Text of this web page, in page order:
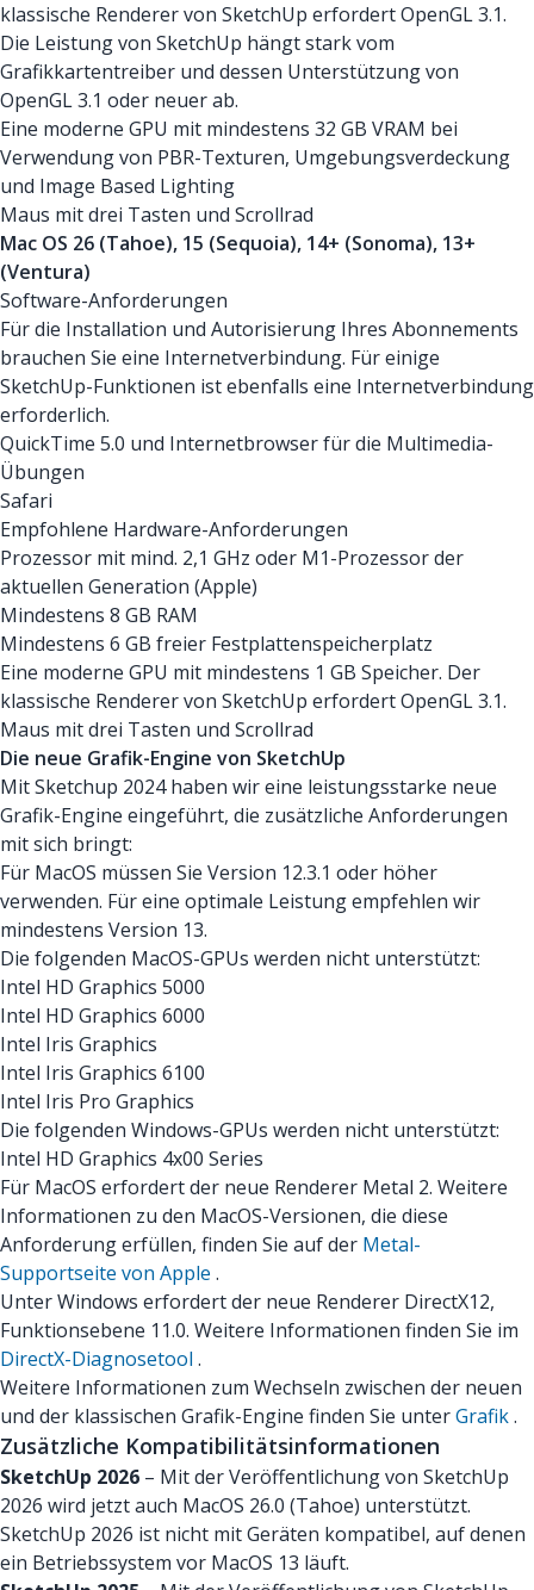
klassische Renderer von SketchUp erfordert OpenGL 3.1.
Die Leistung von SketchUp hängt stark vom
Grafikkartentreiber und dessen Unterstützung von
OpenGL 3.1 oder neuer ab.
Eine moderne GPU mit mindestens 32 GB VRAM bei
Verwendung von PBR-Texturen, Umgebungsverdeckung
und Image Based Lighting
Maus mit drei Tasten und Scrollrad
Mac OS 26 (Tahoe), 15 (Sequoia), 14+ (Sonoma), 13+
(Ventura)
Software-Anforderungen
Für die Installation und Autorisierung Ihres Abonnements
brauchen Sie eine Internetverbindung. Für einige
SketchUp-Funktionen ist ebenfalls eine Internetverbindung
erforderlich.
QuickTime 5.0 und Internetbrowser für die Multimedia-
Übungen
Safari
Empfohlene Hardware-Anforderungen
Prozessor mit mind. 2,1 GHz oder M1-Prozessor der
aktuellen Generation (Apple)
Mindestens 8 GB RAM
Mindestens 6 GB freier Festplattenspeicherplatz
Eine moderne GPU mit mindestens 1 GB Speicher. Der
klassische Renderer von SketchUp erfordert OpenGL 3.1.
Maus mit drei Tasten und Scrollrad
Die neue Grafik-Engine von SketchUp
Mit Sketchup 2024 haben wir eine leistungsstarke neue
Grafik-Engine eingeführt, die zusätzliche Anforderungen
mit sich bringt:
Für MacOS müssen Sie Version 12.3.1 oder höher
verwenden. Für eine optimale Leistung empfehlen wir
mindestens Version 13.
Die folgenden MacOS-GPUs werden nicht unterstützt:
Intel HD Graphics 5000
Intel HD Graphics 6000
Intel Iris Graphics
Intel Iris Graphics 6100
Intel Iris Pro Graphics
Die folgenden Windows-GPUs werden nicht unterstützt:
Intel HD Graphics 4x00 Series
Für MacOS erfordert der neue Renderer Metal 2. Weitere
Informationen zu den MacOS-Versionen, die diese
Anforderung erfüllen, finden Sie auf der Metal-
Supportseite von Apple .
Unter Windows erfordert der neue Renderer DirectX12,
Funktionsebene 11.0. Weitere Informationen finden Sie im
DirectX-Diagnosetool .
Weitere Informationen zum Wechseln zwischen der neuen
und der klassischen Grafik-Engine finden Sie unterGrafik.
Zusätzliche Kompatibilitätsinformationen
SketchUp 2026 – Mit der Veröffentlichung von SketchUp
2026 wird jetzt auch MacOS 26.0 (Tahoe) unterstützt.
SketchUp 2026 ist nicht mit Geräten kompatibel, auf denen
ein Betriebssystem vor MacOS 13 läuft.